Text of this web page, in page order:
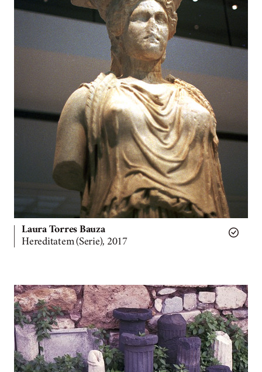
Laura Torres Bauza
Hereditatem (Serie), 2017